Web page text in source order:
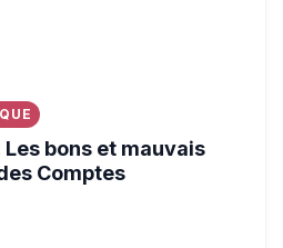
bons et mauvais
Comptes